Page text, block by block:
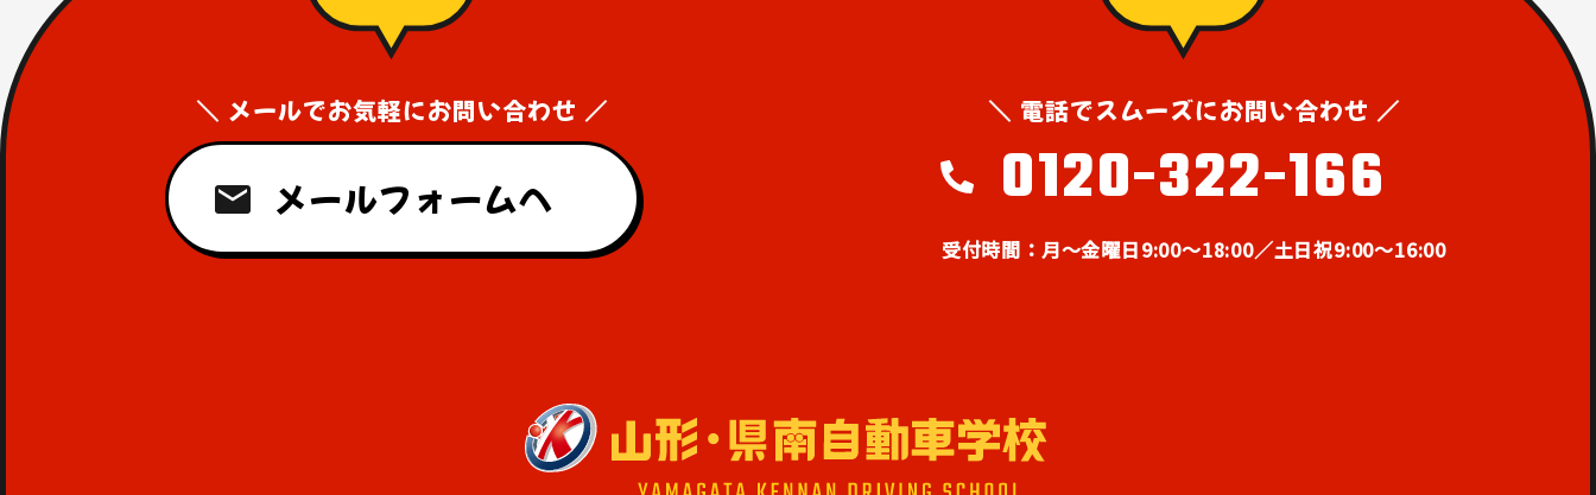
＼ メールでお気軽にお問い合わせ ／
メールフォームへ
＼ 電話でスムーズにお問い合わせ ／
0120-322-166
受付時間：月～金曜日9:00～18:00／土日祝9:00～16:00